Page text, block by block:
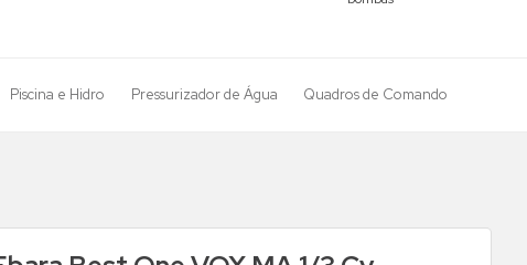
Piscina e Hidro Pressurizador de Água Quadros de Comando